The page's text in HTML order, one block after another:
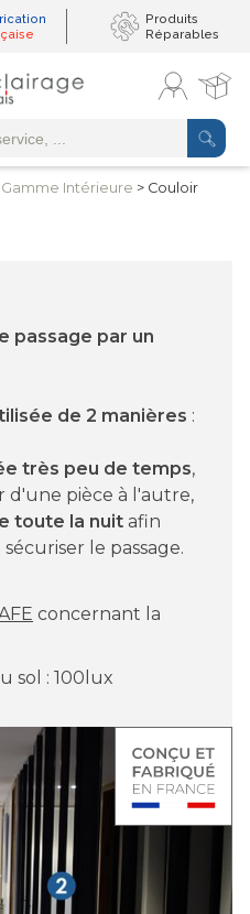
Produits
Réparables
Gamme Intérieure > Couloir
passage par un
de 2 manières :
très peu de temps,
d'une pièce à l'autre,
toute la nuit afin
le passage.
concernant la
sol : 100lux